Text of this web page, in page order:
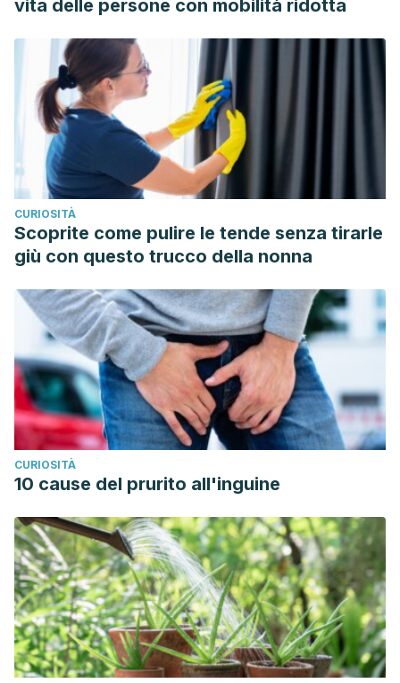
29865879.
Fernandes F , Pereira E , Círić A , Soković M , Calhelha RC ,
Barros L , Ferreira ICFR . Ocimum basilicum var.
purpurascens leaves (red rubin basil): a source of
bioactive compounds and natural pigments for the food
industry. Food Funct. 2019 Jun 19;10(6):3161-3171. doi:
10.1039/c9fo00578a. PMID: 31120462.
Zabaras D, Wyllie SG. The Effect of Mechanical Wounding
on the Composition of Essential Oil from
Minimum
L. Leaves.
2001 Jan 16. doi:10.3390/60100079
vita delle persone con mobilità ridotta
CURIOSITÀ
Scoprite come pulire le tende senza tirarle
giù con questo trucco della nonna
CURIOSITÀ
10 cause del prurito all'inguine